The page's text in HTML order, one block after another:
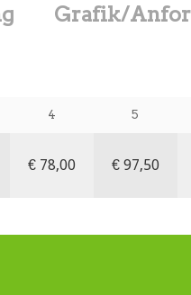
Grafik/
4 5
€78,00 €97,50